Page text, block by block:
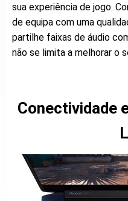
sua experiência de jogo.
de equipa com uma
partilhe faixas de áudio
não se limita a melhorar o
Conectividade